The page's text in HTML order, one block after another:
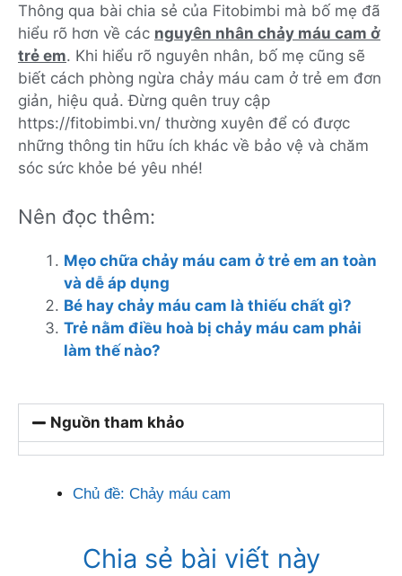
Thông qua bài chia sẻ của Fitobimbi mà bố mẹ đã
hiểu rõ hơn về các nguyên nhân chảy máu cam ở
trẻ em. Khi hiểu rõ nguyên nhân, bố mẹ cũng sẽ
biết cách phòng ngừa chảy máu cam ở trẻ em đơn
giản, hiệu quả. Đừng quên truy cập
https://fitobimbi.vn/ thường xuyên để có được
những thông tin hữu ích khác về bảo vệ và chăm
sóc sức khỏe bé yêu nhé!
Nên đọc thêm:
Mẹo chữa chảy máu cam ở trẻ em an toàn
và dễ áp dụng
Bé hay chảy máu cam là thiếu chất gì?
Trẻ nằm điều hoà bị chảy máu cam phải
làm thế nào?
Nguồn tham khảo
Chủ đề: Chảy máu cam
Chia sẻ bài viết này